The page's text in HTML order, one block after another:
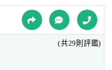
如醉之渡假品質。
(共29則評鑑)